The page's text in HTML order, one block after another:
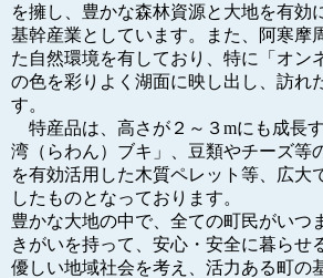
を擁し、豊かな森林資源と大地を有効
基幹産業としています。また、阿寒摩
た自然環境を有しており、特に「オン
の色を彩りよく湖面に映し出し、訪れ
す。
特産品は、高さが２～３mにも成長
湾（らわん）ブキ」、豆類やチーズ等
を有効活用した木質ペレット等、広大
したものとなっております。
豊かな大地の中で、全ての町民がいつ
きがいを持って、安心・安全に暮らせ
優しい地域社会を考え、活力ある町の